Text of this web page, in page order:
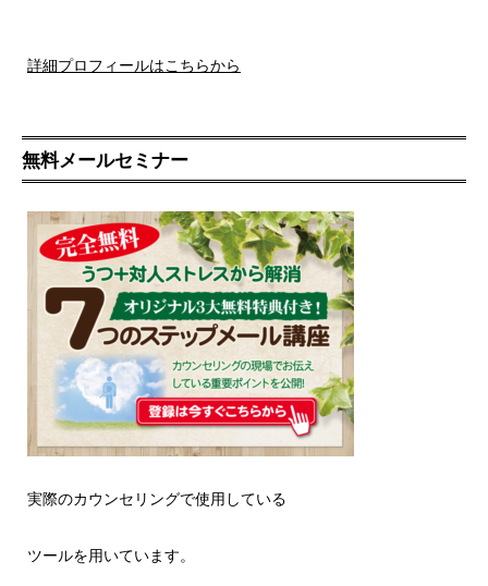
詳細プロフィールはこちらから
無料メールセミナー
実際のカウンセリングで使用している
ツールを用いています。